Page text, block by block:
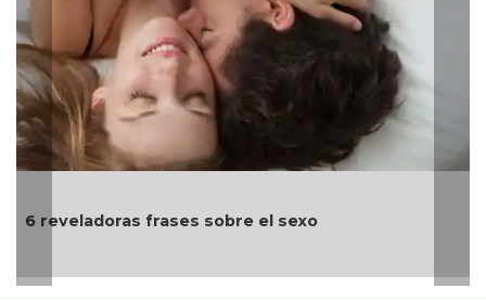
6 reveladoras frases sobre el sexo